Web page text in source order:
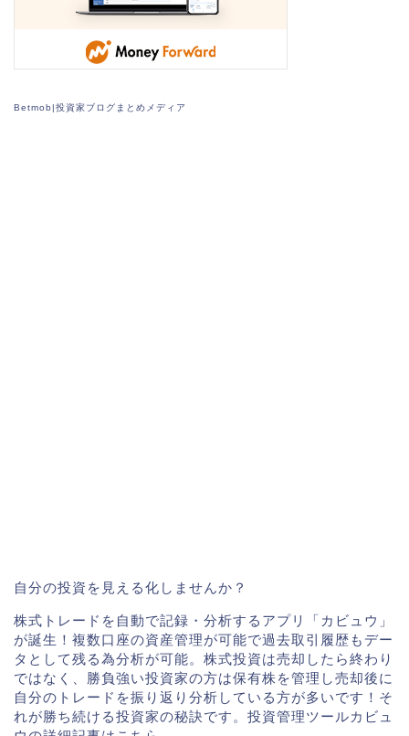
Betmob|投資家ブログまとめメディア
自分の投資を見える化しませんか？
株式トレードを自動で記録・分析するアプリ「カビュウ」
が誕生！複数口座の資産管理が可能で過去取引履歴もデー
タとして残る為分析が可能。株式投資は売却したら終わり
ではなく、勝負強い投資家の方は保有株を管理し売却後に
自分のトレードを振り返り分析している方が多いです！そ
れが勝ち続ける投資家の秘訣です。投資管理ツールカビュ